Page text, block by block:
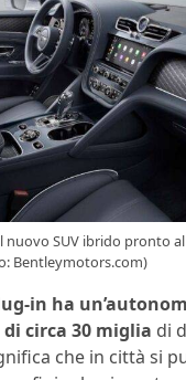
nuovo SUV ibrido pronto
Bentleymotors.com)
in ha
circa 30 miglia di
che in città si